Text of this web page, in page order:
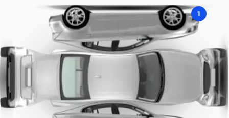
Perfomance de 0 a 100 KM/h
Flex
Tipo de Combustível
Combustão
Tipo de Motor
1